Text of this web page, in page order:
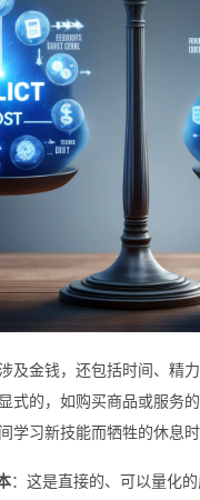
及金钱，还包括时间、精
式的，如购买商品或服务
学习新技能而牺牲的休息时
：这是直接的、可以量化